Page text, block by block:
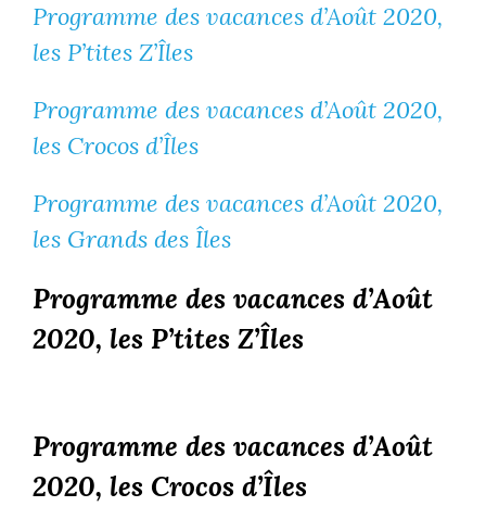
Programme des vacances d’Août 2020,
les P’tites Z’Îles
Programme des vacances d’Août 2020,
les Crocos d’Îles
Programme des vacances d’Août 2020,
les Grands des Îles
Programme des vacances d’Août
2020, les P’tites Z’Îles
Programme des vacances d’Août
2020, les Crocos d’Îles